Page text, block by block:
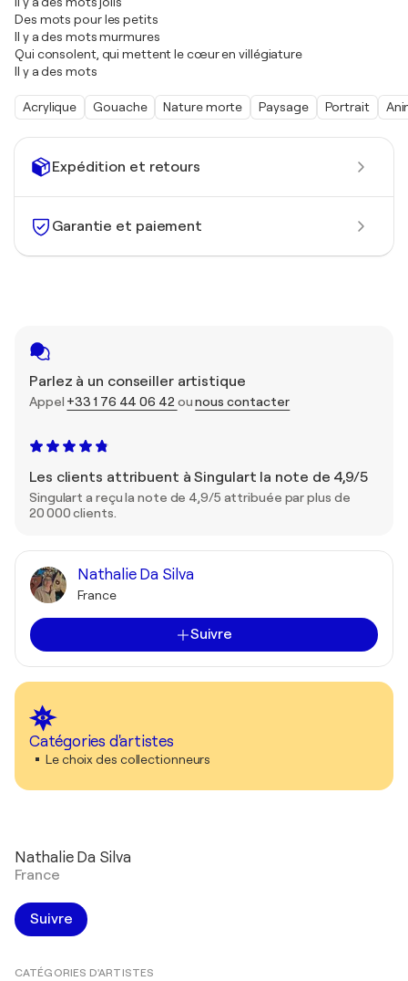
Expédition et retours
Garantie et paiement
Parlez à un conseiller artistique
Appel +33 1 76 44 06 42ounous contacter
Les clients attribuent à Singulart la note de 4,9/5
Singulart a reçu la note de 4,9/5 attribuée par plus de
20 000 clients.
Nathalie Da Silva
France
Suivre
Catégories d'artistes
Le choix des collectionneurs
Des mots pour les petits
Il y a des mots murmures
Qui consolent, qui mettent le cœur en villégiature
Il y a des mots
Acrylique Gouache Nature morte Paysage Portrait
Nathalie Da Silva
France
Suivre
CATÉGORIES D'ARTISTES